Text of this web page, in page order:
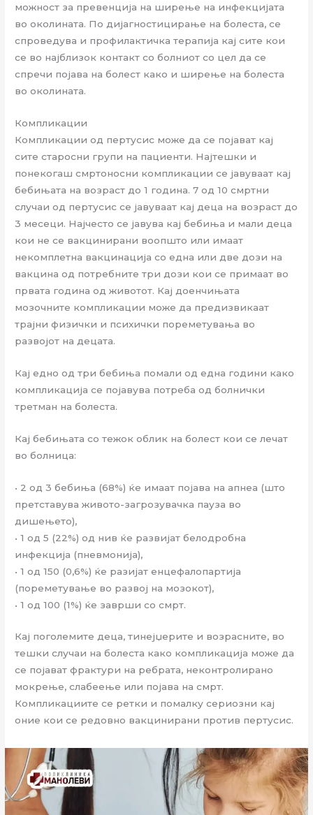
можност за превенција на ширење на инфекцијата
во околината. По дијагностицирање на болеста, се
спроведува и профилактичка терапија кај сите кои
се во најблизок контакт со болниот со цел да се
спречи појава на болест како и ширење на болеста
во околината.
Компликации
Компликации од пертусис може да се појават кај
сите старосни групи на пациенти. Најтешки и
понекогаш смртоносни компликации се јавуваат кај
бебињата на возраст до 1 година. 7 од 10 смртни
случаи од пертусис се јавуваат кај деца на возраст до
3 месеци. Најчесто се јавува кај бебиња и мали деца
кои не се вакцинирани воопшто или имаат
некомплетна вакцинација со една или две дози на
вакцина од потребните три дози кои се примаат во
првата година од животот. Кај доенчињата
мозочните компликации може да предизвикаат
трајни физички и психички пореметувања во
развојот на децата.
Кај едно од три бебиња помали од една години како
компликација се појавува потреба од болнички
третман на болеста.
Кај бебињата со тежок облик на болест кои се лечат
во болница:
• 2 од 3 бебиња (68%) ќе имаат појава на апнеа (што
претставува живото-загрозувачка пауза во
дишењето),
• 1 од 5 (22%) од нив ќе развијат белодробна
инфекција (пневмонија),
• 1 од 150 (0,6%) ќе разијат енцефалопартија
(пореметување во развој на мозокот),
• 1 од 100 (1%) ќе заврши со смрт.
Кај поголемите деца, тинејџерите и возрасните, во
тешки случаи на болеста како компликација може да
се појават фрактури на ребрата, неконтролирано
мокрење, слабеење или појава на смрт.
Компликациите се ретки и помалку сериозни кај
оние кои се редовно вакцинирани против пертусис.